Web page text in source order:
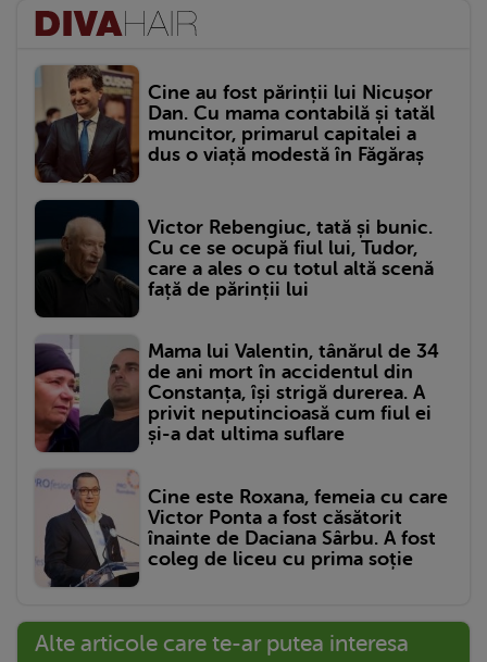
Cine au fost părinții lui Nicușor
Dan. Cu mama contabilă și tatăl
muncitor, primarul capitalei a
dus o viață modestă în Făgăraș
Victor Rebengiuc, tată și bunic.
Cu ce se ocupă fiul lui, Tudor,
care a ales o cu totul altă scenă
față de părinții lui
Mama lui Valentin, tânărul de 34
de ani mort în accidentul din
Constanța, își strigă durerea. A
privit neputincioasă cum fiul ei
și-a dat ultima suflare
Cine este Roxana, femeia cu care
Victor Ponta a fost căsătorit
înainte de Daciana Sârbu. A fost
coleg de liceu cu prima soție
Alte articole care te-ar putea interesa